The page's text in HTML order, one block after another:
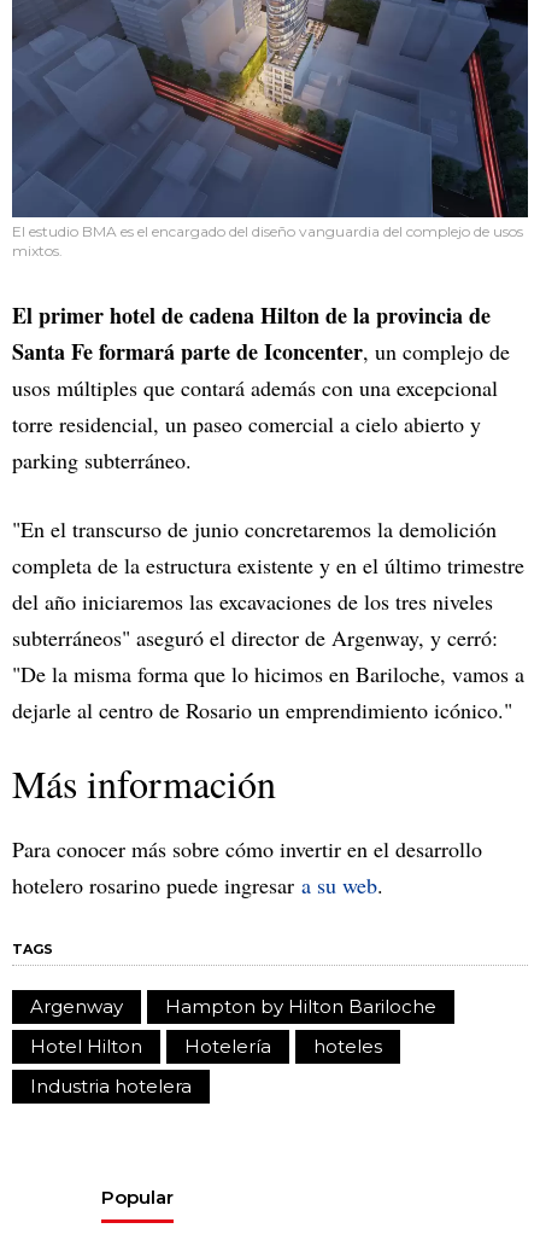
El estudio BMA es el encargado del diseño vanguardia del complejo de usos
mixtos.
El primer hotel de cadena Hilton de la provincia de
Santa Fe formará parte de Iconcenter, un complejo de
usos múltiples que contará además con una excepcional
torre residencial, un paseo comercial a cielo abierto y
parking subterráneo.
"En el transcurso de junio concretaremos la demolición
completa de la estructura existente y en el último trimestre
del año iniciaremos las excavaciones de los tres niveles
subterráneos" aseguró el director de Argenway, y cerró:
"De la misma forma que lo hicimos en Bariloche, vamos a
dejarle al centro de Rosario un emprendimiento icónico."
Más información
Para conocer más sobre cómo invertir en el desarrollo
hotelero rosarino puede ingresar a su web.
TAGS
Argenway
Hampton by Hilton Bariloche
Hotel Hilton
Hotelería
hoteles
Industria hotelera
Popular